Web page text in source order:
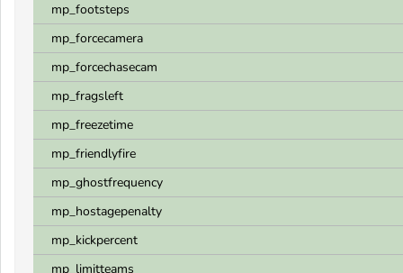
mp_footsteps
mp_forcecamera
mp_forcechasecam
mp_fragsleft
mp_freezetime
mp_friendlyfire
mp_ghostfrequency
mp_hostagepenalty
mp_kickpercent
mp_limitteams